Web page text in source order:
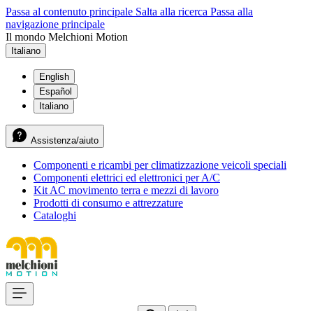
Passa al contenuto principale Salta alla ricerca Passa alla
navigazione principale
Il mondo Melchioni Motion
Italiano
English
Español
Italiano
Assistenza/aiuto
Componenti e ricambi per climatizzazione veicoli speciali
Componenti elettrici ed elettronici per A/C
Kit AC movimento terra e mezzi di lavoro
Prodotti di consumo e attrezzature
Cataloghi